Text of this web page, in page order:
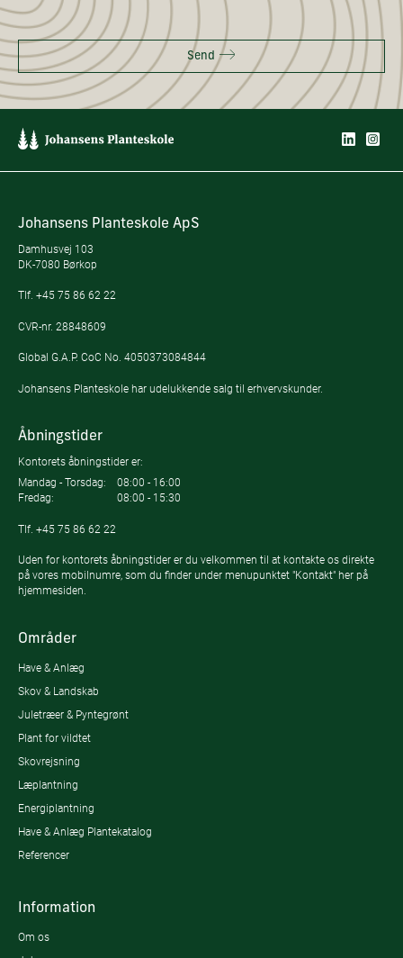
Send
Johansens Planteskole ApS
Damhusvej 103
DK-7080 Børkop
Tlf. +45 75 86 62 22
CVR-nr. 28848609
Global G.A.P. CoC No. 4050373084844
Johansens Planteskole har udelukkende salg til erhvervskunder.
Åbningstider
Kontorets åbningstider er:
Mandag - Torsdag:
08:00 - 16:00
Fredag:
08:00 - 15:30
Tlf. +45 75 86 62 22
Uden for kontorets åbningstider er du velkommen til at kontakte os direkte
på vores mobilnumre, som du finder under menupunktet "Kontakt" her på
hjemmesiden.
Områder
Have & Anlæg
Skov & Landskab
Juletræer & Pyntegrønt
Plant for vildtet
Skovrejsning
Læplantning
Energiplantning
Have & Anlæg Plantekatalog
Referencer
Information
Om os